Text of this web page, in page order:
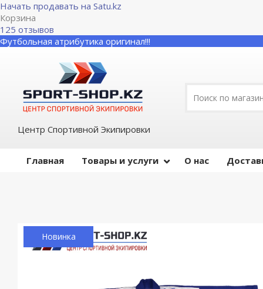
Начать продавать на Satu.kz
Корзина
125 отзывов
Футбольная атрибутика оригинал!!!
Центр Спортивной Экипировки
Главная Товары и услуги О нас
Новинка